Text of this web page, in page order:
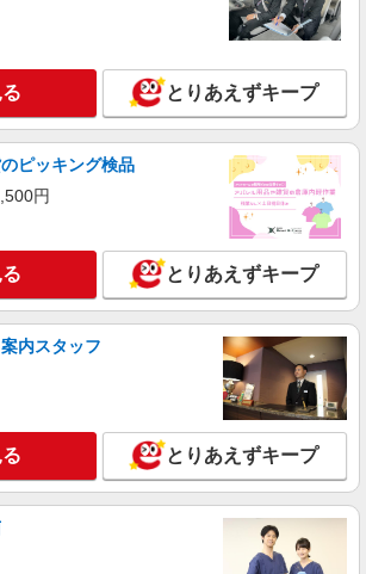
ス/お仕事No/0885536
時給1300円交通費全額支給
大阪府大阪市生野区
詳細を見る
ビス/お仕事No/0915024
品の検査
時給1350円交通費全額支給
大阪府大阪市生野区 ＊バイク通勤OK
詳細を見る
ビス/お仕事No/0814199
搬作業
とりあえずキープ
ピッキング検品
円
とりあえずキープ
内スタッフ
とりあえずキープ